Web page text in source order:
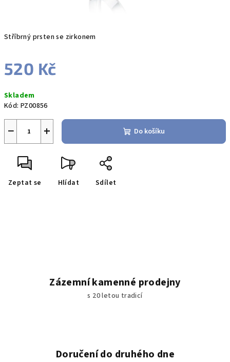
Stříbrný prsten se zirkonem
520 Kč
cena:
Skladem
Kód: PZ00856
+
− Do košíku
Zeptat se Hlídat Sdílet
Zázemní kamenné prodejny
s 20 letou tradicí
Doručení do druhého dne